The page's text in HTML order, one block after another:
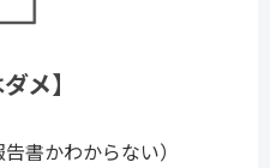
メ】
書かわからない）